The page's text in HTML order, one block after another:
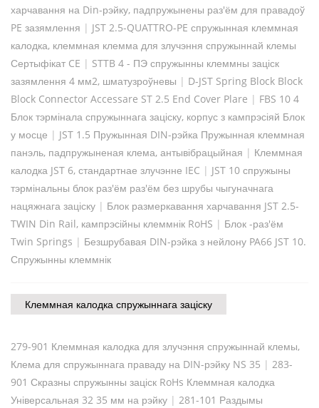
харчавання на Din-рэйку, падпружынены раз'ём для правадоў
PE зазямлення | JST 2.5-QUATTRO-PE спружынная клеммная
калодка, клеммная клемма для злучэння спружыннай клемы
Сертыфікат CE | STTB 4 - ПЭ спружынны клеммны заціск
зазямлення 4 мм2, шматузроўневы | D-JST Spring Block Block
Block Connector Accessare ST 2.5 End Cover Plare | FBS 10 4
Блок тэрмінала спружыннага заціску, корпус з кампрэсіяй Блок
у мосце | JST 1.5 Пружынная DIN-рэйка Пружынная клеммная
панэль, падпружыненая клема, антывібрацыйная | Клеммная
калодка JST 6, стандартнае злучэнне IEC | JST 10 спружыны
тэрмінальны блок раз'ём раз'ём без шрубы чыгуначнага
нацяжнага заціску | Блок размеркавання харчавання JST 2.5-
TWIN Din Rail, кампрэсійны клеммнік RoHS | Блок -раз'ём
Twin Springs | Безшрубавая DIN-рэйка з нейлону PA66 JST 10.
Спружынны клеммнік
Клеммная калодка спружыннага заціску
279-901 Клеммная калодка для злучэння спружыннай клемы,
Клема для спружыннага праваду на DIN-рэйку NS 35 | 283-
901 Скразны спружынны заціск RoHs Клеммная калодка
Універсальная 32 35 мм на рэйку | 281-101 Раздымы